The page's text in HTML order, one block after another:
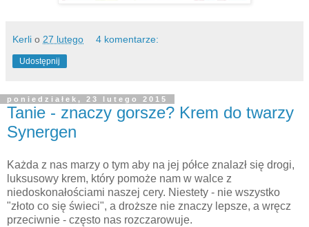
Kerli o 27 lutego 4 komentarze:
Udostępnij
poniedziałek, 23 lutego 2015
Tanie - znaczy gorsze? Krem do twarzy
Synergen
Każda z nas marzy o tym aby na jej półce znalazł się drogi,
luksusowy krem, który pomoże nam w walce z
niedoskonałościami naszej cery. Niestety - nie wszystko
"złoto co się świeci", a droższe nie znaczy lepsze, a wręcz
przeciwnie - często nas rozczarowuje.